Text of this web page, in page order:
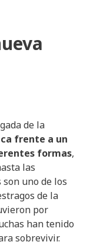
de la
frente a un
formas,
las
uno de los
de la
por
han tenido
sobrevivir.